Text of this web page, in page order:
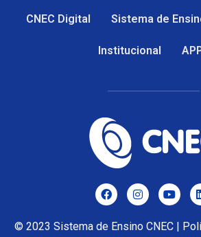
CNEC Digital Sistema de
Institucional
© 2023 Sistema de Ensino CNEC|